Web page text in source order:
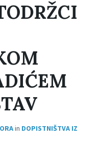
in DOPISTNIŠTVA IZ